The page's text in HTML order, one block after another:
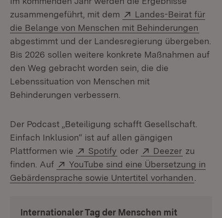
zusammengeführt, mit dem
Extern:
Landes-Beirat für
die Belange von Menschen mit Behinderungen
abgestimmt und der Landesregierung übergeben.
Bis 2026 sollen weitere konkrete Maßnahmen auf
den Weg gebracht worden sein, die die
Lebenssituation von Menschen mit
Behinderungen verbessern.
Der Podcast „Beteiligung schafft Gesellschaft.
Einfach Inklusion“ ist auf allen gängigen
Plattformen wie
Extern:
Spotify (Öffnet in neuem Fenster)
oder Extern:
Deezer (Öffnet
zu
finden. Auf
Extern:
YouTube sind eine Übersetzung in
Gebärdensprache sowie Untertitel vorhanden
Internationaler Tag der Menschen mit